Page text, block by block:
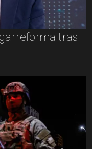
tras